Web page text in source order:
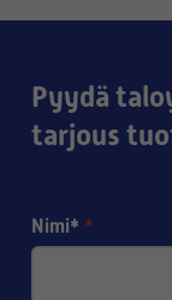
Pyydä
tarjous
Nimi* *